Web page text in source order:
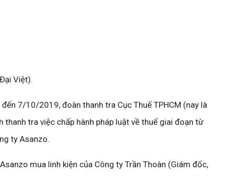
Việt).
7/10/2019, đoàn thanh tra Cục Thuế TPHCM (nay là
thanh tra việc chấp hành pháp luật về thuế giai đoạn từ
ty Asanzo.
mua linh kiện của Công ty Trần Thoàn (Giám đốc,